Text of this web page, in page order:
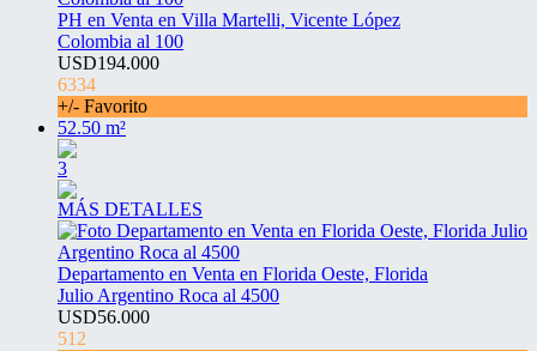
PH en Venta en Villa Martelli, Vicente López
Colombia al 100
USD194.000
6334
+/- Favorito
52.50 m²
3
MÁS DETALLES
Departamento en Venta en Florida Oeste, Florida
Julio Argentino Roca al 4500
USD56.000
512